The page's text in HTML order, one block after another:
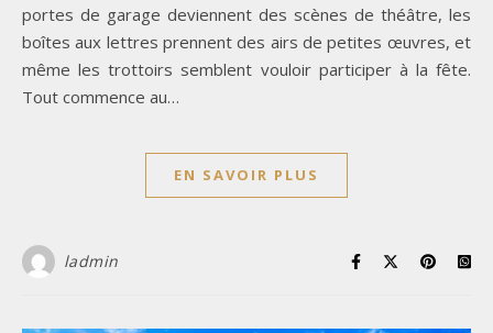
portes de garage deviennent des scènes de théâtre, les
boîtes aux lettres prennent des airs de petites œuvres, et
même les trottoirs semblent vouloir participer à la fête.
Tout commence au…
EN SAVOIR PLUS
ladmin